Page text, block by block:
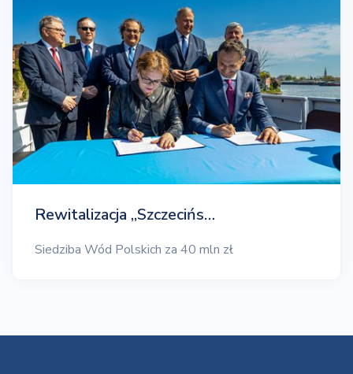
Rewitalizacja „Szczecińs…
Siedziba Wód Polskich za 40 mln zł